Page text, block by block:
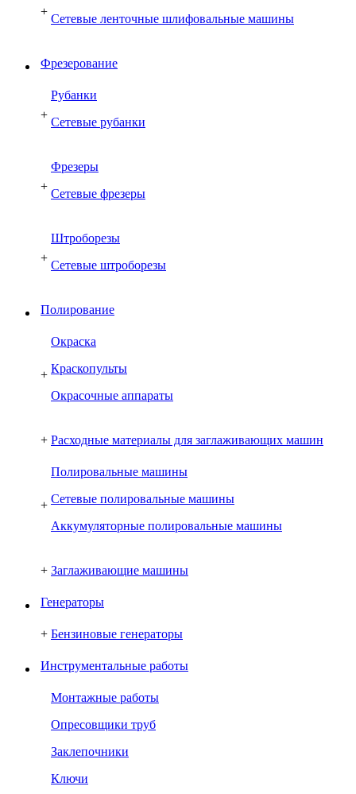
+
Сетевые ленточные шлифовальные машины
Фрезерование
+
Рубанки
Сетевые рубанки
+
Фрезеры
Сетевые фрезеры
+
Штроборезы
Сетевые штроборезы
Полирование
+
Окраска
Краскопульты
Окрасочные аппараты
+ Расходные материалы для заглаживающих машин
+
Полировальные машины
Сетевые полировальные машины
Аккумуляторные полировальные машины
+ Заглаживающие машины
Генераторы
+ Бензиновые генераторы
Инструментальные работы
Монтажные работы
Опресовщики труб
Заклепочники
Ключи